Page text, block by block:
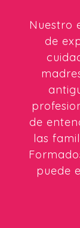
Nuestro
de
de
las
puede